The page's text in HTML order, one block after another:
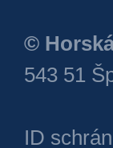
©
543 51
ID